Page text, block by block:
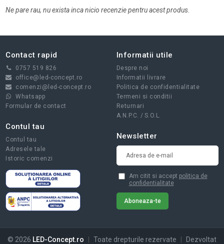
Ne pare rau, nu exista inca nicio recenzie pentru acest produs.
Contact rapid
0757 519 826
office@led-concept.ro
comenzi@led-concept.ro
Whatsapp
Formular de contact
Informatii utile
Despre noi
Informatii livrare
Politica de confidentialitate
Termeni si conditii
Returnari
A.N.P.C. / S.O.L.
Contul tau
Contul tau
Adresele tale
Istoric comenzi
Newsletter
Am citit si accept politica de
confidentialitate
© 2026 LED-Concept.ro | Toate drepturile rezervate |
Dezvoltat